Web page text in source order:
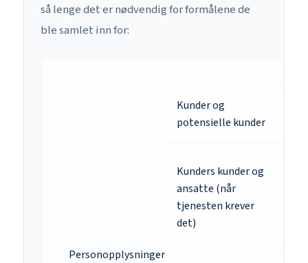
så lenge det er nødvendig for formålene de
ble samlet inn for:
Personopplysninger
Kunder og
potensielle kunder
Kunders kunder og
ansatte (når
tjenesten krever
det)